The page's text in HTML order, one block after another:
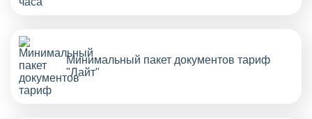
Минимальный пакет документов тариф
"Лайт"